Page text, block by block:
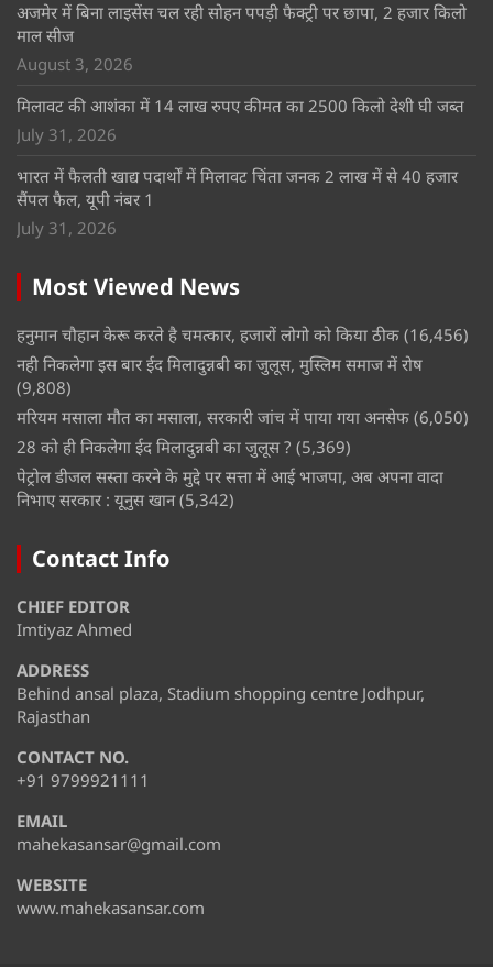
अजमेर में बिना लाइसेंस चल रही सोहन पपड़ी फैक्ट्री पर छापा, 2 हजार किलो
माल सीज
August 3, 2026
मिलावट की आशंका में 14 लाख रुपए कीमत का 2500 किलो देशी घी जब्त
July 31, 2026
भारत में फैलती खाद्य पदार्थों में मिलावट चिंता जनक 2 लाख में से 40 हजार
सैंपल फैल, यूपी नंबर 1
July 31, 2026
Most Viewed News
हनुमान चौहान केरू करते है चमत्कार, हजारों लोगो को किया ठीक (16,456)
नही निकलेगा इस बार ईद मिलादुन्नबी का जुलूस, मुस्लिम समाज में रोष
(9,808)
मरियम मसाला मौत का मसाला, सरकारी जांच में पाया गया अनसेफ (6,050)
28 को ही निकलेगा ईद मिलादुन्नबी का जुलूस ? (5,369)
पेट्रोल डीजल सस्ता करने के मुद्दे पर सत्ता में आई भाजपा, अब अपना वादा
निभाए सरकार : यूनुस खान (5,342)
Contact Info
CHIEF EDITOR
Imtiyaz Ahmed
ADDRESS
Behind ansal plaza, Stadium shopping centre Jodhpur,
Rajasthan
CONTACT NO.
+91 9799921111
EMAIL
mahekasansar@gmail.com
WEBSITE
www.mahekasansar.com